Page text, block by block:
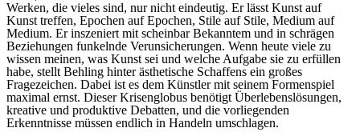
Werken, die vieles sind, nur nicht eindeutig. Er lässt Kunst auf
Kunst treffen, Epochen auf Epochen, Stile auf Stile, Medium auf
Medium. Er inszeniert mit scheinbar Bekanntem und in schrägen
Beziehungen funkelnde Verunsicherungen. Wenn heute viele zu
wissen meinen, was Kunst sei und welche Aufgabe sie zu erfüllen
habe, stellt Behling hinter ästhetische Schaffens ein großes
Fragezeichen. Dabei ist es dem Künstler mit seinem Formenspiel
maximal ernst. Dieser Krisenglobus benötigt Überlebenslösungen,
kreative und produktive Debatten, und die vorliegenden
Erkenntnisse müssen endlich in Handeln umschlagen.